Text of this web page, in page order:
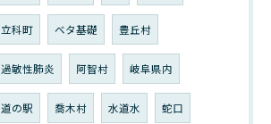
立科町 ベタ基礎 豊丘村
過敏性肺炎 阿智村 岐阜県内
道の駅 喬木村 水道水 蛇口